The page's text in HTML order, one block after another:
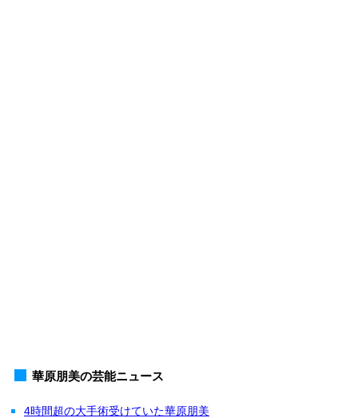
華原朋美の芸能ニュース
4時間超の大手術受けていた華原朋美